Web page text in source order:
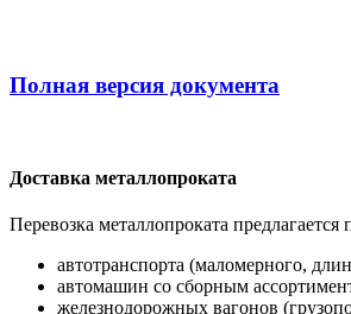
Полная версия документа
Доставка металлопроката
Перевозка металлопроката предлагается
автотранспорта (маломерного,
автомашин со сборным
железнодорожных вагонов